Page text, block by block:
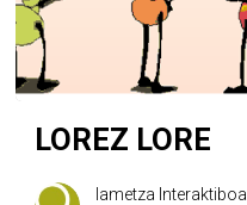
LOREZ LORE
Iametza Interaktiboa